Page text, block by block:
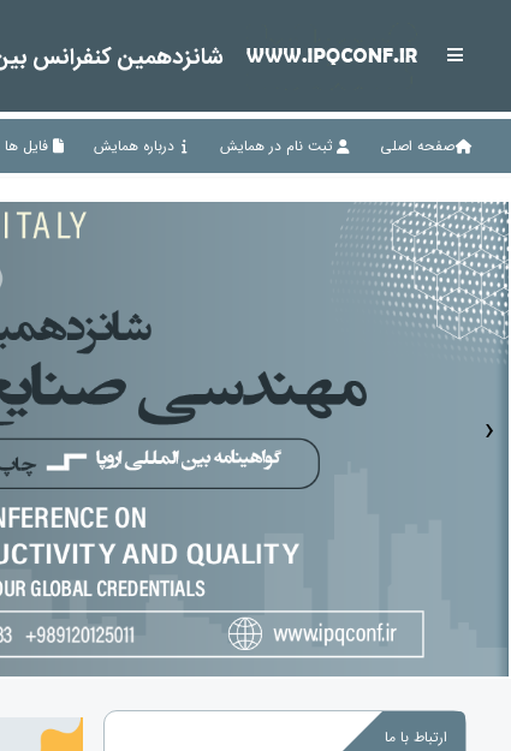
شانزدهمین کنفرانس
صفحه اصلی ثبت نام در همایش درباره همایش فایل ها
›
ارتباط با ما